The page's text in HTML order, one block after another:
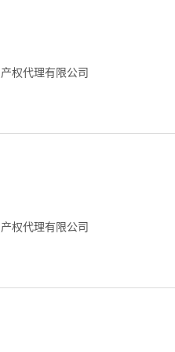
权代理有限公司
权代理有限公司